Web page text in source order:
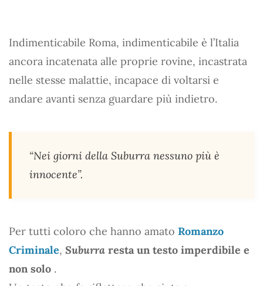
Indimenticabile Roma, indimenticabile è l’Italia
ancora incatenata alle proprie rovine, incastrata
nelle stesse malattie, incapace di voltarsi e
andare avanti senza guardare più indietro.
“Nei giorni della Suburra nessuno più è
innocente”.
Per tutti coloro che hanno amato Romanzo
Criminale, Suburra resta un testo imperdibile e
non solo .